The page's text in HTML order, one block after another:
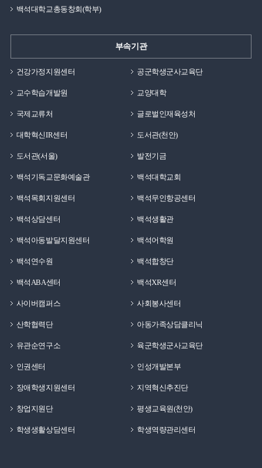
백석대학교총동창회(학부)
부속기관
건강가정지원센터 공군학생군사교육단
교수학습개발원 교양대학
국제교류처 글로벌인재육성처
대학혁신IR센터 도서관(천안)
도서관(서울) 발전기금
백석기독교문화예술관 백석대학교회
백석목회지원센터 백석무인항공센터
백석상담센터 백석생활관
백석아동발달지원센터 백석어학원
백석연수원 백석합창단
백석ABA센터 백석XR센터
사이버캠퍼스 사회봉사센터
산학협력단 아동가족상담클리닉
유관순연구소 육군학생군사교육단
인권센터 인성개발본부
장애학생지원센터 지역혁신추진단
창업지원단 평생교육원(천안)
학생생활상담센터 학생역량관리센터